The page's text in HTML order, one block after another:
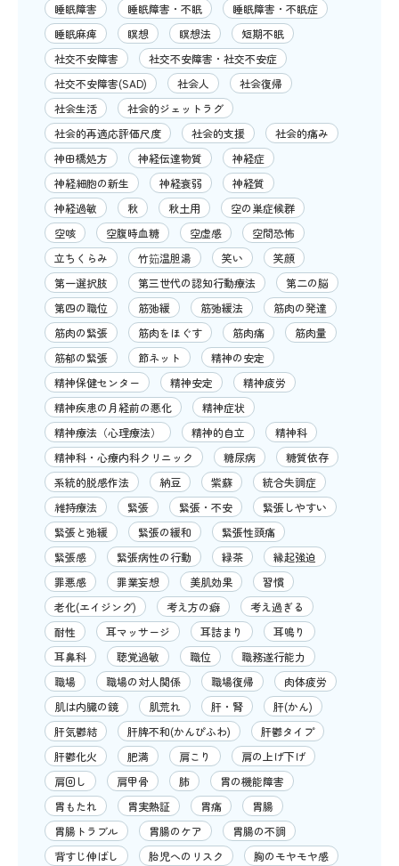
睡眠障害
睡眠障害・不眠
睡眠障害・不眠症
睡眠麻痺
瞑想 瞑想法
短期不眠
社交不安障害
社交不安障害・社交不安症
社交不安障害(SAD)
社会人
社会復帰
社会生活
社会的ジェットラグ
社会的再適応評価尺度
社会的支援
社会的痛み
神田橋処方
神経伝達物質
神経症
神経細胞の新生
神経衰弱
神経質
神経過敏
秋 秋土用
空の巣症候群
空咳
空腹時血糖 空虚感
空間恐怖
立ちくらみ
竹筎温胆湯 笑い
笑顔
第一選択肢
第三世代の認知行動療法
第二の脳
第四の職位
筋弛緩 筋弛緩法
筋肉の発達
筋肉の緊張
筋肉をほぐす 筋肉痛
筋肉量
筋郁の緊張
節ネット
精神の安定
精神保健センター
精神安定
精神疲労
精神疾患の月経前の悪化
精神症状
精神療法（心理療法）
精神的自立
精神科
精神科・心療内科クリニック
糖尿病
糖質依存
系統的脱感作法
納豆 紫蘇
統合失調症
維持療法
緊張 緊張・不安
緊張しやすい
緊張と弛緩
緊張の緩和
緊張性頭痛
緊張感
緊張病性の行動 緑茶
縁起強迫
罪悪感
罪業妄想 美肌効果
習慣
老化(エイジング)
考え方の癖
考え過ぎる
耐性
耳マッサージ 耳詰まり
耳鳴り
耳鼻科
聴覚過敏 職位
職務遂行能力
職場
職場の対人関係 職場復帰
肉体疲労
肌は内臓の鏡
肌荒れ 肝・腎
肝(かん)
肝気鬱結
肝脾不和(かんぴふわ)
肝鬱タイプ
肝鬱化火
肥満 肩こり
肩の上げ下げ
肩回し
肩甲骨 肺
胃の機能障害
胃もたれ
胃実熱証 胃痛
胃腸
胃腸トラブル
胃腸のケア
胃腸の不調
背すじ伸ばし
胎児へのリスク
胸のモヤモヤ感